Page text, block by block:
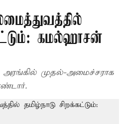
கமல்ஹாசன்
முதல்-அமைச்சராக